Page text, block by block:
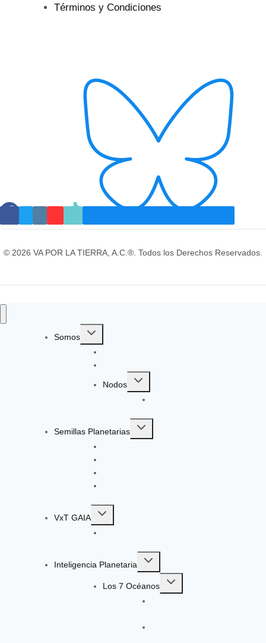
Términos y Condiciones
© 2026 VA POR LA TIERRA, A.C.®. Todos los Derechos Reservados.
Somos
Toggle
child
menu
Nodos
Toggle
child
menu
Semillas Planetarias
Toggle
child
VxT GAIA
Toggle
child
menu
Inteligencia Planetaria
Toggle
child
Los 7 Océanos
Toggle
child